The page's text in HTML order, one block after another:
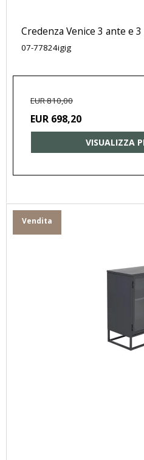
Credenza Venice 3 ante e
07-77824igig
EUR 810,00
EUR 698,20
VISUALIZZA
Vendita